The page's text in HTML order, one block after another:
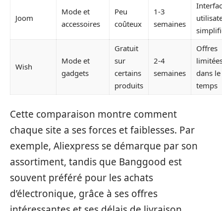
Joom
Mode et
accessoires
Peu
coûteux
1-3
semaines
Wish
Mode et
gadgets
Gratuit
sur
certains
produits
2-4
semaines
Offres
dans le
temps
Cette comparaison montre comment
chaque site a ses forces et faiblesses. Par
exemple, Aliexpress se démarque par son
assortiment, tandis que Banggood est
souvent préféré pour les achats
d’électronique, grâce à ses offres